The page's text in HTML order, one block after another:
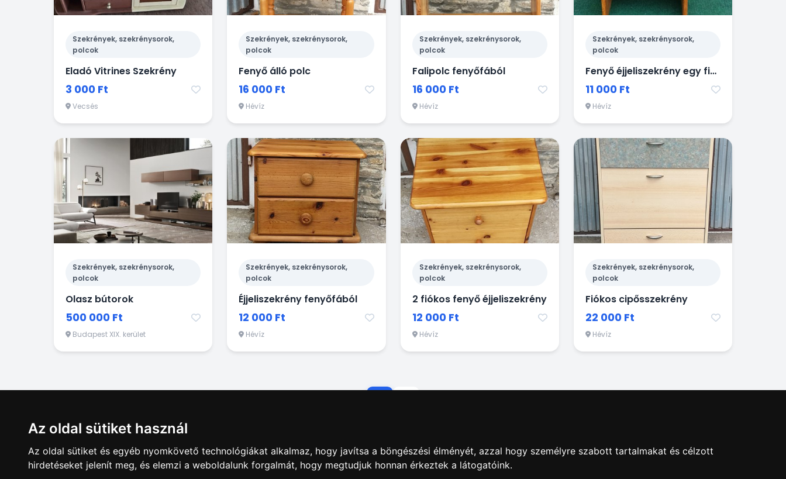
Az oldal sütiket használ
Az oldal sütiket és egyéb nyomkövető technológiákat alkalmaz, hogy javítsa a böngészési élményét, azzal hogy személyre szabott tartalmakat és célzott
hirdetéseket jelenít meg, és elemzi a weboldalunk forgalmát, hogy megtudjuk honnan érkeztek a látogatóink.
Szekrények, szekrénysorok,
polcok
Eladó Vitrines Szekrény
3 000 Ft
Vecsés
Szekrények, szekrénysorok,
polcok
Fenyő álló polc
16 000 Ft
Hévíz
Szekrények, szekrénysorok,
polcok
Falipolc fenyőfából
16 000 Ft
Hévíz
Szekrények, szekrénysorok,
polcok
Fenyő éjjeliszekrény egy fiókkal
11 000 Ft
Hévíz
Szekrények, szekrénysorok,
polcok
Olasz bútorok
500 000 Ft
Budapest XIX. kerület
Szekrények, szekrénysorok,
polcok
Éjjeliszekrény fenyőfából
12 000 Ft
Hévíz
Szekrények, szekrénysorok,
polcok
2 fiókos fenyő éjjeliszekrény
12 000 Ft
Hévíz
Szekrények, szekrénysorok,
polcok
Fiókos cipősszekrény
22 000 Ft
Hévíz